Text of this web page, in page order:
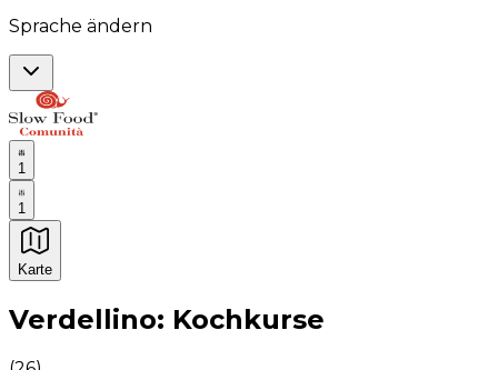
Sprache ändern
1
1
Karte
Unvergessliche kulinarische Erlebnisse:
Verdellino: Kochkurse